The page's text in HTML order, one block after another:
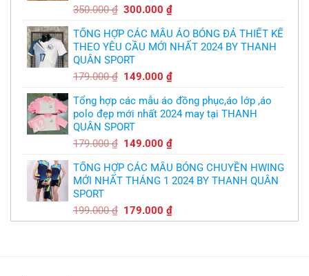
350.000₫ Giá
là:
350.000 ₫.
300.000₫Giá
tại
là:
TỔNG HỢP CÁC MẪU ÁO BÓNG ĐÁ THIẾT KẾ
THEO YÊU CẦU MỚI NHẤT 2024 BY THANH
QUÂN SPORT
179.000₫ Giá
là:
179.000 ₫.
149.000₫Giá
tại
là:
Tổng hợp các mẫu áo đồng phục,áo lớp ,áo
polo đẹp mới nhất 2024 may tại THANH
QUÂN SPORT
179.000₫ Giá
là:
179.000 ₫.
149.000₫Giá
tại
là:
TỔNG HỢP CÁC MẪU BÓNG CHUYỀN HWING
MỚI NHẤT THÁNG 1 2024 BY THANH QUÂN
SPORT
199.000₫ Giá
gốc
179.000₫Giá
hiện